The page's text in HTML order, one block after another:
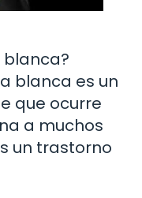
blanca?
blanca es un
que ocurre
a muchos
un trastorno